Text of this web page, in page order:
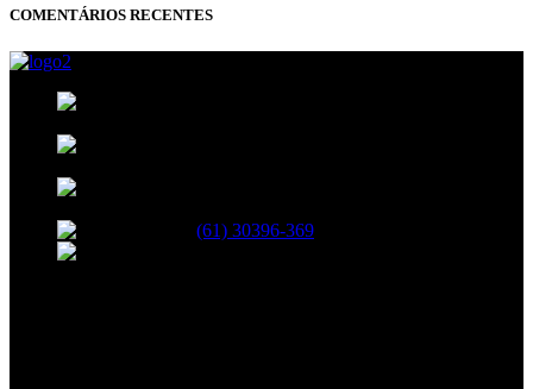
COMENTÁRIOS RECENTES
(61) 30396-369